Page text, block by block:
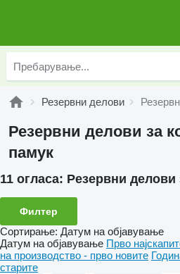
Резервни делови
Резервни делови за
памук
11 огласа: Резервни делови
Филтер
Сортирање: Датум на објавување
Датум на објавување Прво
на производство - прво новите
старите